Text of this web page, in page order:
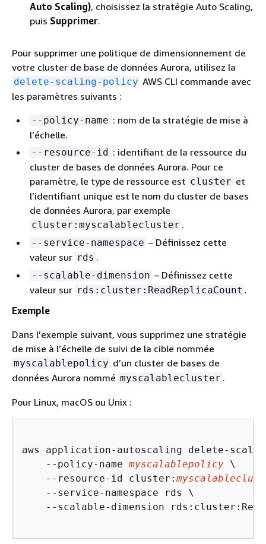
Auto Scaling), choisissez la stratégie Auto Scaling,
puis Supprimer.
Pour supprimer une politique de dimensionnement de
votre cluster de base de données Aurora, utilisez la
delete-scaling-policy AWS CLI commande avec
les paramètres suivants :
--policy-name : nom de la stratégie de mise à
l’échelle.
--resource-id : identifiant de la ressource du
cluster de bases de données Aurora. Pour ce
paramètre, le type de ressource est cluster et
l’identifiant unique est le nom du cluster de bases
de données Aurora, par exemple
cluster:myscalablecluster .
--service-namespace – Définissez cette
valeur sur rds .
--scalable-dimension – Définissez cette
valeur sur rds:cluster:ReadReplicaCount .
Exemple
Dans l’exemple suivant, vous supprimez une stratégie
de mise à l’échelle de suivi de la cible nommée
myscalablepolicy d’un cluster de bases de
données Aurora nommé myscalablecluster .
Pour Linux, macOS ou Unix :
aws application-autoscaling delete-
    --policy-name
myscalablepolicy \
    --resource-id cluster:
    --service-namespace rds \
--scalable-dimension